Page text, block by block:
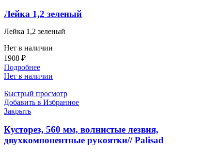
Лейка 1,2 зеленый
Лейка 1,2 зеленый
Нет в наличии
1908 ₽
Подробнее
Нет в наличии
Быстрый просмотр
Добавить в Избранное
Закрыть
Кусторез, 560 мм, волнистые лезвия,
двухкомпонентные рукоятки// Palisad